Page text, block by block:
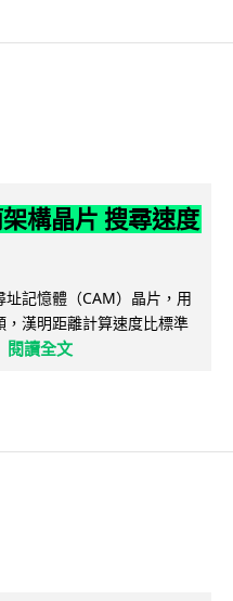
構晶片 搜尋速度
記憶體（CAM）晶片，用
漢明距離計算速度比標準
閱讀全文